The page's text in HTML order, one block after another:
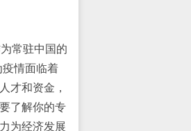
常驻中国的
情面临着
才和资金，
了解你的专
为经济发展